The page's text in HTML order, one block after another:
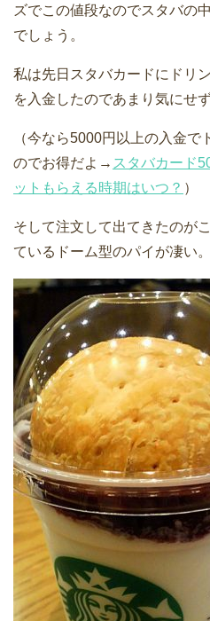
ズでこの値段なのでスタバの
でしょう。
私は先日スタバカードにドリ
を入金したのであまり気にせ
（今なら5000円以上の入金で
のでお得だよ→ スタバカード
ットもらえる時期はいつ？ ）
そして注文して出てきたのが
ているドーム型のパイが凄い。